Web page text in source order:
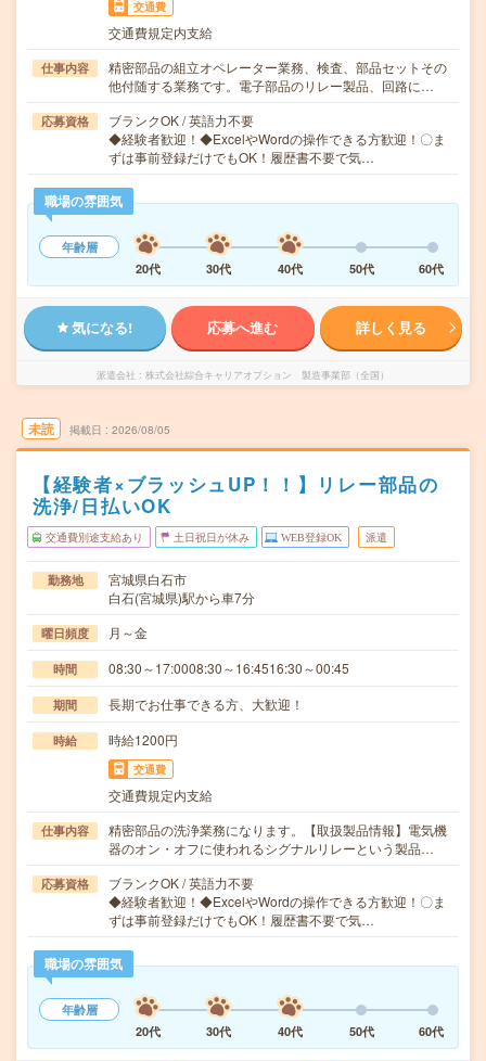
交通費
交通費規定内支給
仕事内容
精密部品の組立オペレーター業務、検査、部品セットその
他付随する業務です。電子部品のリレー製品、回路に…
応募資格
ブランクOK / 英語力不要
◆経験者歓迎！◆ExcelやWordの操作できる方歓迎！〇ま
ずは事前登録だけでもOK！履歴書不要で気…
職場の雰囲気
年齢層
20代
30代 40代 50代 60代
気になる! 応募へ進む 詳しく見る
派遣会社 株式会社綜合キャリアオプション 製造事業部（全国）
未読 掲載日 2026/08/05
【経験者×ブラッシュUP！！】リレー部品の
洗浄/日払いOK
交通費別途支給あり 土日祝日が休み WEB登録OK 派遣
勤務地
宮城県白石市
白石(宮城県)駅から車7分
曜日頻度 月～金
時間 08:30～17:0008:30～16:4516:30～00:45
期間 長期でお仕事できる方、大歓迎！
時給 時給1200円
交通費
交通費規定内支給
仕事内容
精密部品の洗浄業務になります。【取扱製品情報】電気機
器のオン・オフに使われるシグナルリレーという製品…
応募資格
ブランクOK / 英語力不要
◆経験者歓迎！◆ExcelやWordの操作できる方歓迎！〇ま
ずは事前登録だけでもOK！履歴書不要で気…
職場の雰囲気
年齢層
20代
30代 40代 50代 60代